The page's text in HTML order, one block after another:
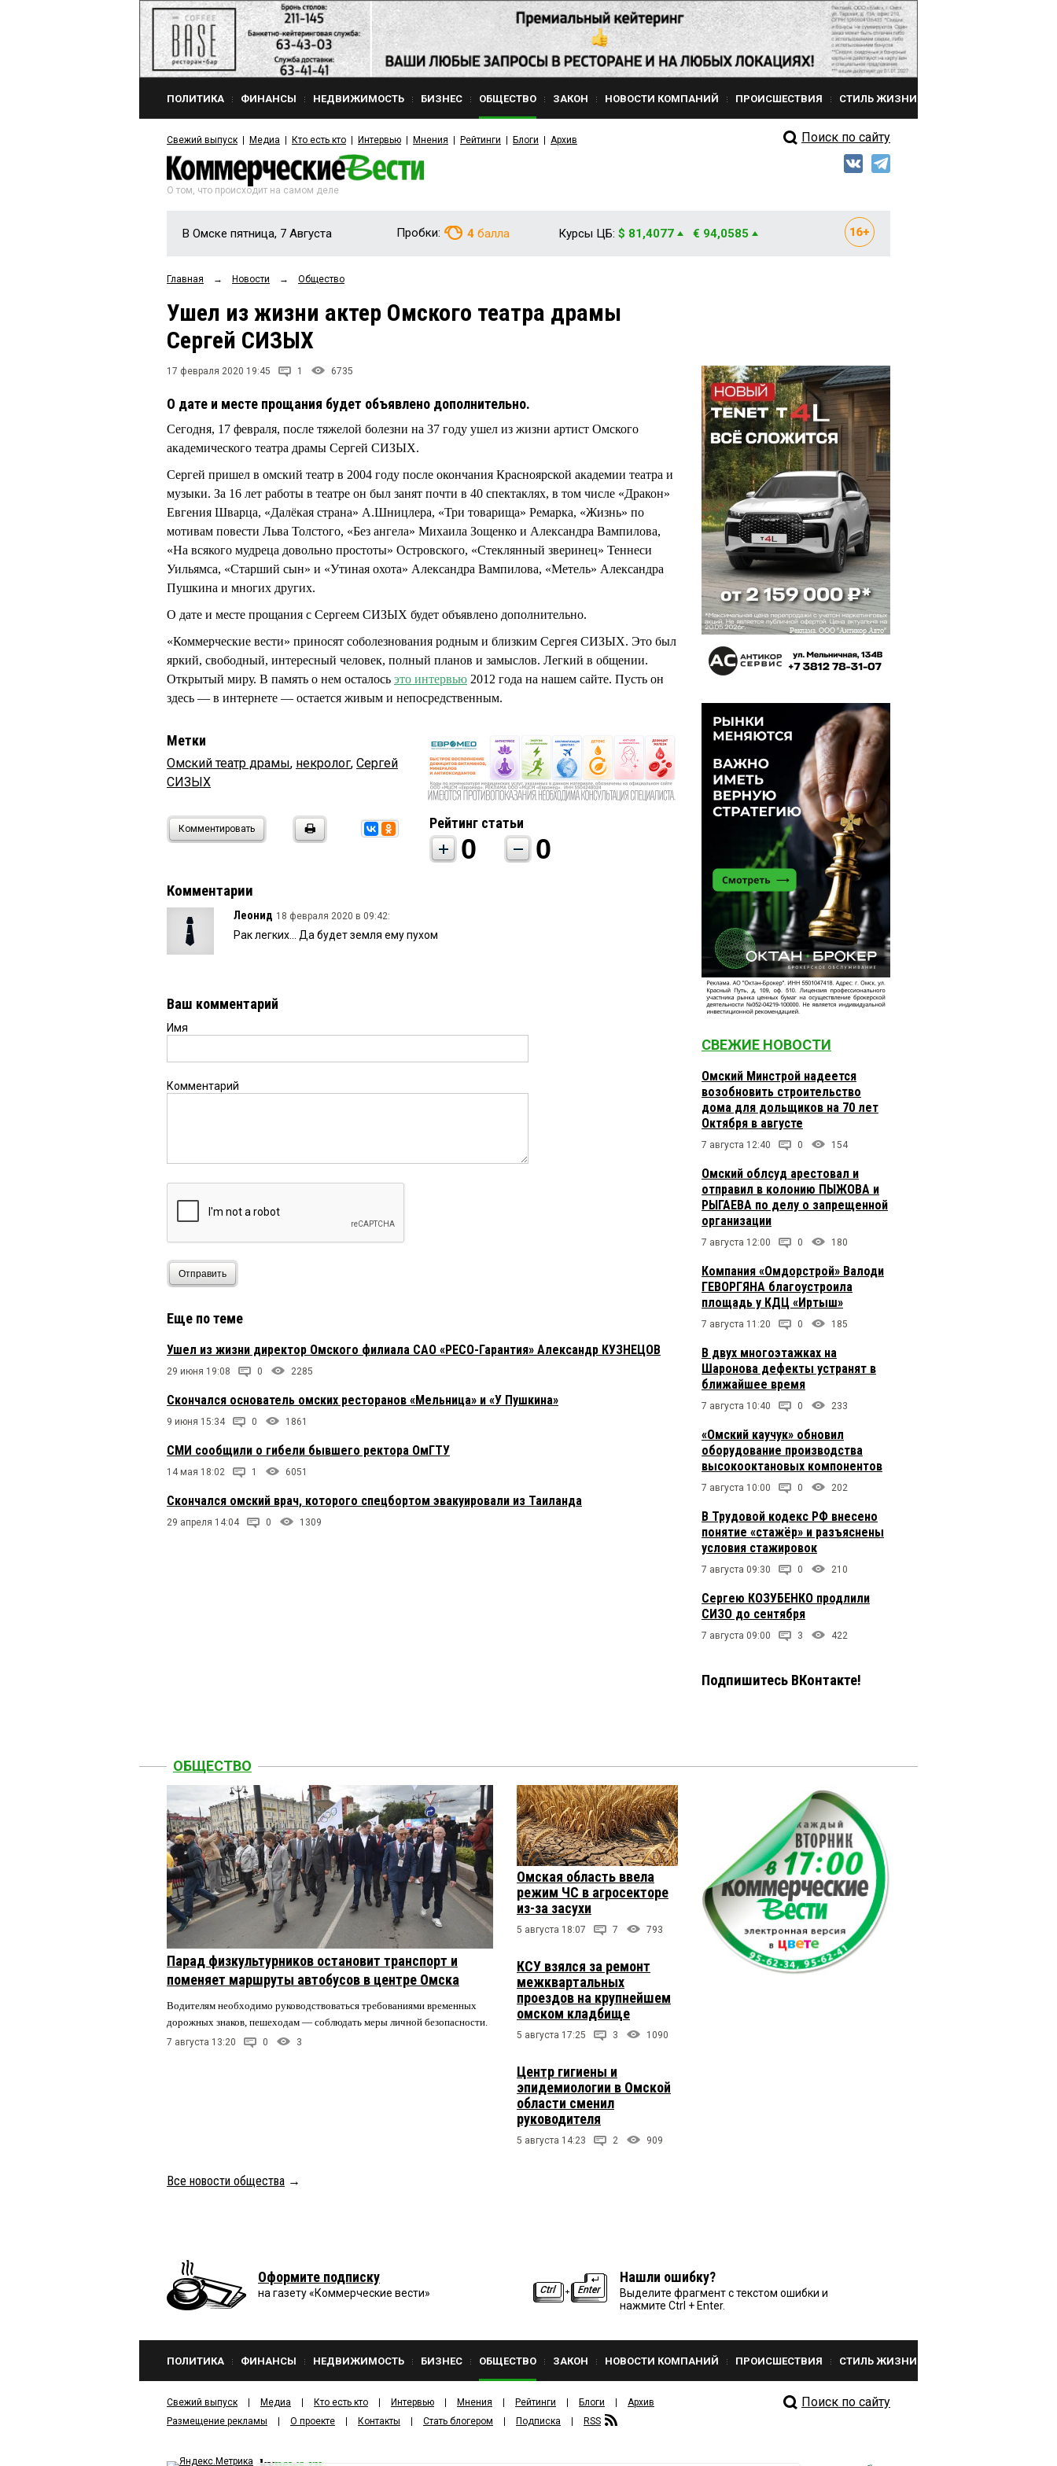
ПОЛИТИКА ФИНАНСЫ НЕДВИЖИМОСТЬ БИЗНЕС ОБЩЕСТВО ЗАКОН НОВОСТИ КОМПАНИЙ ПРОИСШЕСТВИЯ СТИЛЬ ЖИЗНИ
Свежий выпуск Медиа Кто есть кто Интервью Мнения Рейтинги Блоги Архив Поиск по сайту
О том, что происходит на самом деле
В Омске пятница, 7 Августа Пробки: 4 балла Курсы ЦБ: $ 81,4077 € 94,0585
Главная → Новости → Общество
Ушел из жизни актер Омского театра драмы
Сергей СИЗЫХ
17 февраля 2020 19:45 1 6735
О дате и месте прощания будет объявлено дополнительно.
Сегодня, 17 февраля, после тяжелой болезни на 37 году ушел из жизни артист Омского
академического театра драмы Сергей СИЗЫХ.
Сергей пришел в омский театр в 2004 году после окончания Красноярской академии театра и
музыки. За 16 лет работы в театре он был занят почти в 40 спектаклях, в том числе «Дракон»
Евгения Шварца, «Далёкая страна» А.Шницлера, «Три товарища» Ремарка, «Жизнь» по
мотивам повести Льва Толстого, «Без ангела» Михаила Зощенко и Александра Вампилова,
«На всякого мудреца довольно простоты» Островского, «Стеклянный зверинец» Теннеси
Уильямса, «Старший сын» и «Утиная охота» Александра Вампилова, «Метель» Александра
Пушкина и многих других.
О дате и месте прощания с Сергеем СИЗЫХ будет объявлено дополнительно.
«Коммерческие вести» приносят соболезнования родным и близким Сергея СИЗЫХ. Это был
яркий, свободный, интересный человек, полный планов и замыслов. Легкий в общении.
Открытый миру. В память о нем осталось это интервью 2012 года на нашем сайте. Пусть он
здесь — в интернете — остается живым и непосредственным.
Метки
Омский театр драмы, некролог, Сергей
СИЗЫХ
Комментировать Рейтинг статьи
0 0
Комментарии
Леонид 18 февраля 2020 в 09:42:
Рак легких... Да будет земля ему пухом
Ваш комментарий
Имя
Комментарий
Отправить
Еще по теме
Ушел из жизни директор Омского филиала САО «РЕСО-Гарантия» Александр КУЗНЕЦОВ
29 июня 19:08 0 2285
Скончался основатель омских ресторанов «Мельница» и «У Пушкина»
9 июня 15:34 0 1861
СМИ сообщили о гибели бывшего ректора ОмГТУ
14 мая 18:02 1 6051
Скончался омский врач, которого спецбортом эвакуировали из Таиланда
29 апреля 14:04 0 1309
СВЕЖИЕ НОВОСТИ
Омский Минстрой надеется
возобновить строительство
дома для дольщиков на 70 лет
Октября в августе
7 августа 12:40 0 154
Омский облсуд арестовал и
отправил в колонию ПЫЖОВА и
РЫГАЕВА по делу о запрещенной
организации
7 августа 12:00 0 180
Компания «Омдорстрой» Валоди
ГЕВОРГЯНА благоустроила
площадь у КДЦ «Иртыш»
7 августа 11:20 0 185
В двух многоэтажках на
Шаронова дефекты устранят в
ближайшее время
7 августа 10:40 0 233
«Омский каучук» обновил
оборудование производства
высокооктановых компонентов
7 августа 10:00 0 202
В Трудовой кодекс РФ внесено
понятие «стажёр» и разъяснены
условия стажировок
7 августа 09:30 0 210
Сергею КОЗУБЕНКО продлили
СИЗО до сентября
7 августа 09:00 3 422
Подпишитесь ВКонтакте!
ОБЩЕСТВО
Парад физкультурников остановит транспорт и
поменяет маршруты автобусов в центре Омска
Водителям необходимо руководствоваться требованиями временных
дорожных знаков, пешеходам — соблюдать меры личной безопасности.
7 августа 13:20 0 3
Омская область ввела
режим ЧС в агросекторе
из-за засухи
5 августа 18:07 7 793
КСУ взялся за ремонт
межквартальных
проездов на крупнейшем
омском кладбище
5 августа 17:25 3 1090
Центр гигиены и
эпидемиологии в Омской
области сменил
руководителя
5 августа 14:23 2 909
Все новости общества →
Оформите подписку
на газету «Коммерческие вести»
Нашли ошибку?
Выделите фрагмент с текстом ошибки и
нажмите Ctrl + Enter.
ПОЛИТИКА ФИНАНСЫ НЕДВИЖИМОСТЬ БИЗНЕС ОБЩЕСТВО ЗАКОН НОВОСТИ КОМПАНИЙ ПРОИСШЕСТВИЯ СТИЛЬ ЖИЗНИ
Свежий выпуск Медиа Кто есть кто Интервью Мнения Рейтинги Блоги
Архив
Размещение рекламы
О проекте Контакты Стать блогером Подписка RSS
Поиск по сайту